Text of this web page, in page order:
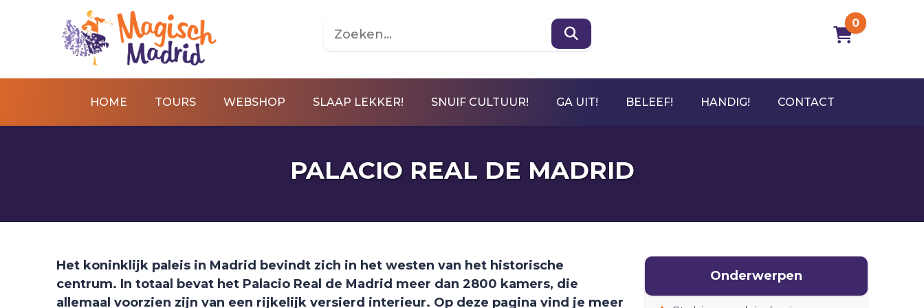
0
HOME TOURS WEBSHOP SLAAP LEKKER! SNUIF CULTUUR! GA UIT! BELEEF! HANDIG! CONTACT
PALACIO REAL DE MADRID
Het koninklijk paleis in Madrid bevindt zich in het westen van het historische
centrum. In totaal bevat het Palacio Real de Madrid meer dan 2800 kamers, die
allemaal voorzien zijn van een rijkelijk versierd interieur. Op deze pagina vind je meer
Onderwerpen